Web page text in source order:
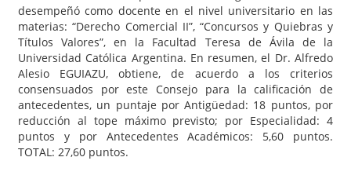
desempeñó como docente en el nivel universitario en las
materias: “Derecho Comercial II”, “Concursos y Quiebras y
Títulos Valores”, en la Facultad Teresa de Ávila de la
Universidad Católica Argentina. En resumen, el Dr. Alfredo
Alesio EGUIAZU, obtiene, de acuerdo a los criterios
consensuados por este Consejo para la calificación de
antecedentes, un puntaje por Antigüedad: 18 puntos, por
reducción al tope máximo previsto; por Especialidad: 4
puntos y por Antecedentes Académicos: 5,60 puntos.
TOTAL: 27,60 puntos.